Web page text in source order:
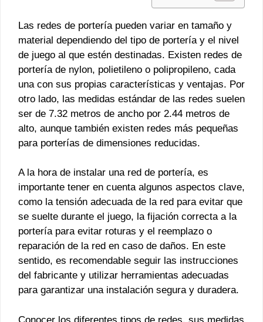
Las redes de portería pueden variar en tamaño y
material dependiendo del tipo de portería y el nivel
de juego al que estén destinadas. Existen redes de
portería de nylon, polietileno o polipropileno, cada
una con sus propias características y ventajas. Por
otro lado, las medidas estándar de las redes suelen
ser de 7.32 metros de ancho por 2.44 metros de
alto, aunque también existen redes más pequeñas
para porterías de dimensiones reducidas.
A la hora de instalar una red de portería, es
importante tener en cuenta algunos aspectos clave,
como la tensión adecuada de la red para evitar que
se suelte durante el juego, la fijación correcta a la
portería para evitar roturas y el reemplazo o
reparación de la red en caso de daños. En este
sentido, es recomendable seguir las instrucciones
del fabricante y utilizar herramientas adecuadas
para garantizar una instalación segura y duradera.
Conocer los diferentes tipos de redes, sus medidas